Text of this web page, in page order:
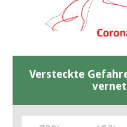
Versteckte